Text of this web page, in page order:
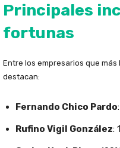
Principales
fortunas
Entre los empresarios que
destacan:
Fernando Chico Pardo
Rufino Vigil González: